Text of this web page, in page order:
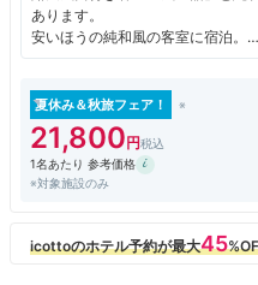
あります。
安いほうの純和風の客室に宿泊。
うーん。正直言って、この値段で
何の特徴もない古めかしい和室のお
お料理も印象に残るようなおいし
露天風呂付きのお部屋「風の舘」
れば印象は変わるかもしれませ
「森の舘」だと価格に見合った満
夏休み＆秋旅フェア！
21,800
1名あたり 参考価格
※対象施設のみ